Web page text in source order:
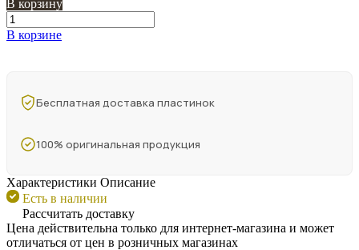
В корзину
В корзине
Бесплатная доставка пластинок
100% оригинальная продукция
Характеристики Описание
Есть в наличии
Рассчитать доставку
Цена действительна только для интернет-магазина и может
отличаться от цен в розничных магазинах